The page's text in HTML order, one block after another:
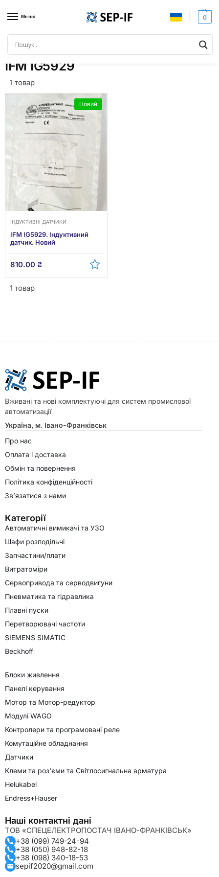
Меню 0
Головна
IFM IG5929
1 товар
Новий
ІНДУКТИВНІ ДАТЧИКИ
IFM IG5929. Індуктивний
датчик. Новий
810.00 ₴
1 товар
Вживані та нові комплектуючі для систем промислової
автоматизації
Україна, м. Івано-Франківськ
Про нас
Оплата і доставка
Обмін та повернення
Політика конфіденційності
Зв’язатися з нами
Категорії
Автоматичні вимикачі та УЗО
Шафи розподільчі
Запчастини/плати
Витратоміри
Сервопривода та серводвигуни
Пневматика та гідравлика
Плавні пуски
Перетворювачі частоти
SIEMENS SIMATIC
Beckhoff
Блоки живлення
Панелі керування
Мотор та Мотор-редуктор
Модулі WAGO
Контролери та програмовані реле
Комутаційне обладнання
Датчики
Клеми та роз'єми та Світлосигнальна арматура
Helukabel
Endress+Hauser
Наші контактні дані
ТОВ «СПЕЦЕЛЕКТРОПОСТАЧ ІВАНО-ФРАНКІВСЬК»
+38 (099) 749-24-94
+38 (050) 948-82-18
+38 (098) 340-18-53
sepif2020@gmail.com